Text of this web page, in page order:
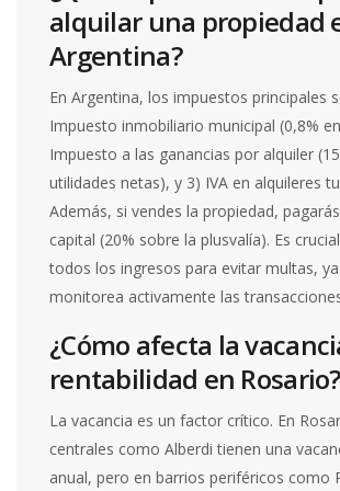
alquilar una propiedad
Argentina?
En Argentina, los impuestos principales
Impuesto inmobiliario municipal (0,8%
Impuesto a las ganancias por alquiler
utilidades netas), y 3) IVA en alquileres
Además, si vendes la propiedad,
capital (20% sobre la plusvalía). Es
todos los ingresos para evitar multas, ya
monitorea activamente las
¿Cómo afecta la
rentabilidad en Rosario?
La vacancia es un factor crítico. En
centrales como Alberdi tienen una
anual, pero en barrios periféricos como